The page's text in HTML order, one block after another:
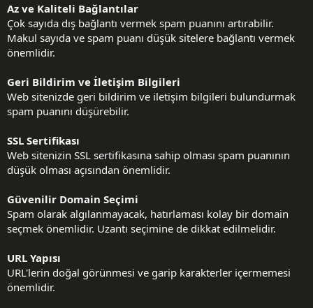
Az ve Kaliteli Bağlantılar
Çok sayıda dış bağlantı vermek spam puanını artırabilir.
Makul sayıda ve spam puanı düşük sitelere bağlantı vermek
önemlidir.
Geri Bildirim ve İletişim Bilgileri
Web sitenizde geri bildirim ve iletişim bilgileri bulundurmak
spam puanını düşürebilir.
SSL Sertifikası
Web sitenizin SSL sertifikasına sahip olması spam puanının
düşük olması açısından önemlidir.
Güvenilir Domain Seçimi
Spam olarak algılanmayacak, hatırlaması kolay bir domain
seçmek önemlidir. Uzantı seçimine de dikkat edilmelidir.
URL Yapısı
URL'lerin doğal görünmesi ve garip karakterler içermemesi
önemlidir.